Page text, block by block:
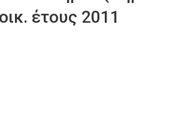
έτους 2011